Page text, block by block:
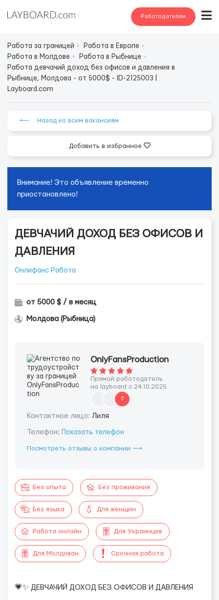
Работодателям
Работа за границей
Работа в Европе
Работа в Молдове
Работа в Рыбнице
Работа девчачий доход без офисов и давления в
Рыбнице, Молдова - от 5000$ - ID-2125003 |
Layboard.com
⟵ Назад ко всем вакансиям
Добавить в избранное
Внимание! Это объявление временно
приостановлено!
ДЕВЧАЧИЙ ДОХОД БЕЗ ОФИСОВ И
ДАВЛЕНИЯ
Онлифанс Работа
от 5000 $ / в месяц
Молдова (Рыбница)
OnlyFansProduction
Прямой работодатель
на layboard с 24.10.2025
7
Контактное лицо: Лиля
Телефон: Показать телефон
Посмотреть отзывы о компании ⟶
Без опыта Без проживания
Без языка Для женщин
Работа онлайн Для Украинцев
Для Молдован Срочная работа
💗✨ ДЕВЧАЧИЙ ДОХОД БЕЗ ОФИСОВ И ДАВЛЕНИЯ